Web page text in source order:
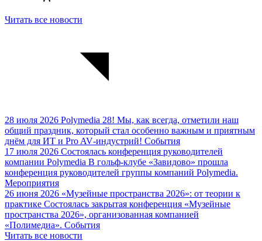
Читать все новости
28 июля 2026 Polymedia 28! Мы, как всегда, отметили наш
общий праздник, который стал особенно важным и приятным
днём для ИТ и Pro AV‑индустрий! События
17 июля 2026 Состоялась конференция руководителей
компании Polymedia В гольф‑клубе «Завидово» прошла
конференция руководителей группы компаний Polymedia.
Мероприятия
26 июня 2026 «Музейные пространства 2026»: от теории к
практике Cостоялась закрытая конференция «Музейные
пространства 2026», организованная компанией
«Полимедиа». События
Читать все новости